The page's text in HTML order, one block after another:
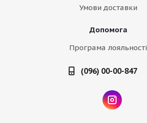
Умови доставки
Допомога
Програма лояльності
(096) 00-00-847